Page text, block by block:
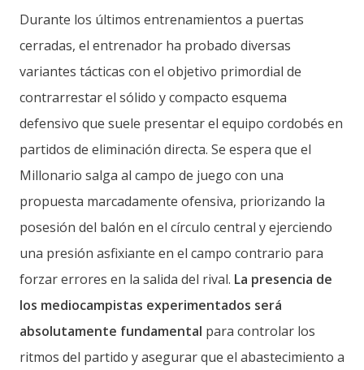
Durante los últimos entrenamientos a puertas
cerradas, el entrenador ha probado diversas
variantes tácticas con el objetivo primordial de
contrarrestar el sólido y compacto esquema
defensivo que suele presentar el equipo cordobés en
partidos de eliminación directa. Se espera que el
Millonario salga al campo de juego con una
propuesta marcadamente ofensiva, priorizando la
posesión del balón en el círculo central y ejerciendo
una presión asfixiante en el campo contrario para
forzar errores en la salida del rival. La presencia de
los mediocampistas experimentados será
absolutamente fundamental para controlar los
ritmos del partido y asegurar que el abastecimiento a